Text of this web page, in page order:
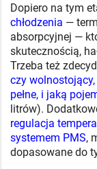
Dopiero na tym
chłodzenia —
absorpcyjnej —
skutecznością,
Trzeba też
czy
pełne, i jaką
litrów).
regulacja
systemem PMS,
dopasowane do